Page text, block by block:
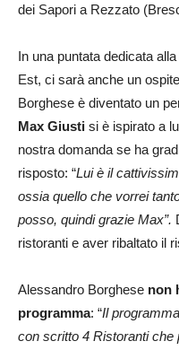
dei Sapori a Rezzato
In una puntata dedicata
Est, ci sarà anche un
Borghese è diventato un
Max Giusti si è ispirato a
nostra domanda se ha
risposto: “Lui è il
ossia quello che vorrei
posso, quindi grazie Max”.
ristoranti e aver ribaltato il
Alessandro Borghese non
programma: “Il
con scritto 4 Ristoranti che